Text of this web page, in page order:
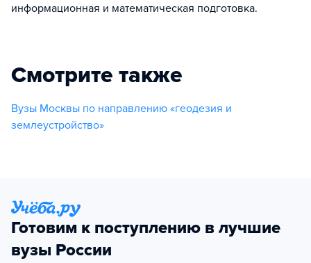
информационная и математическая подготовка.
Смотрите также
Вузы Москвы по направлению «геодезия и
землеустройство»
Готовим к поступлению в лучшие
вузы России